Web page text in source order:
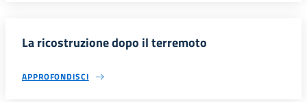
La ricostruzione dopo il terremoto
APPROFONDISCI